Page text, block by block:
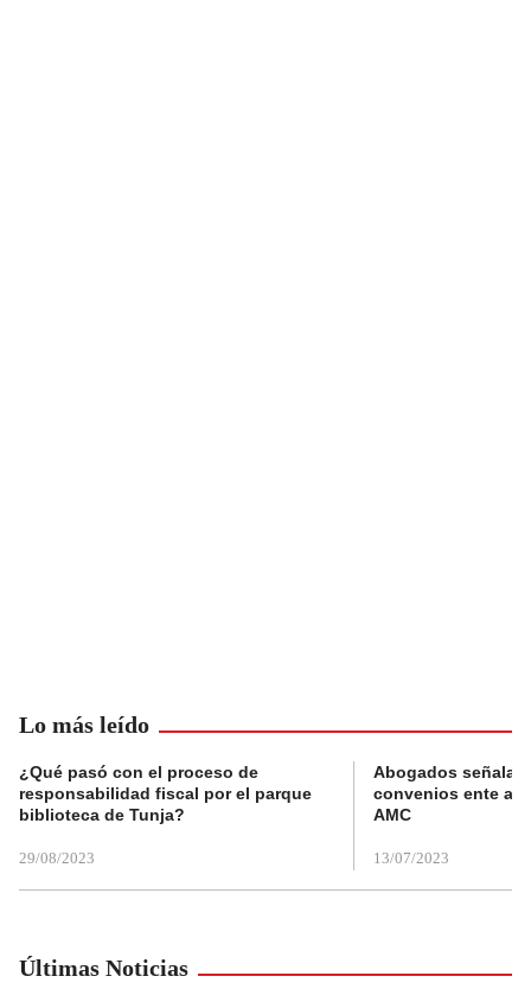
Lo más leído
¿Qué pasó con el proceso de
responsabilidad fiscal por el parque
biblioteca de Tunja?
29/08/2023
Abogados
convenios ente
AMC
13/07/2023
Últimas Noticias